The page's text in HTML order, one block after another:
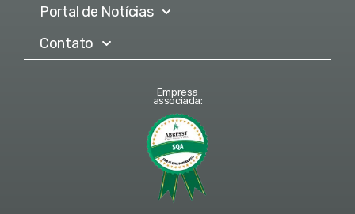
Portal de Notícias
Contato
Empresa
associada: